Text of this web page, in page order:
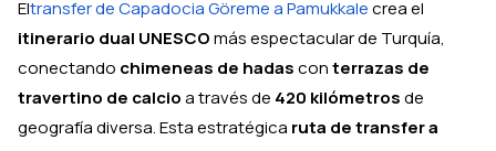
Eltransfer de Capadocia Göreme a Pamukkalecrea el
itinerario dual UNESCOmás espectacular de Turquía,
conectando chimeneas de hadasconterrazas de
travertino de calcioa través de 420 kilómetrosde
geografía diversa. Esta estratégica ruta de transfer a